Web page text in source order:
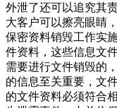
外泄了还可以追究其
大客户可以擦亮眼睛
保密资料销毁工作实
件资料，这些信息文
需要进行文件销毁的
的信息至关重要，文
的文件资料必须符合